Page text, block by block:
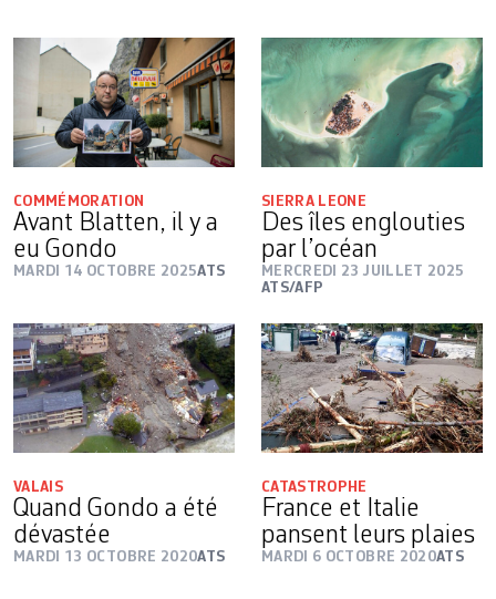
COMMÉMORATION
Avant Blatten, il y a
eu Gondo
MARDI 14 OCTOBRE 2025ATS
SIERRA LEONE
Des îles englouties
par l’océan
MERCREDI 23 JUILLET 2025
ATS/AFP
VALAIS
Quand Gondo a été
dévastée
MARDI 13 OCTOBRE 2020ATS
CATASTROPHE
France et Italie
pansent leurs plaies
MARDI 6 OCTOBRE 2020ATS